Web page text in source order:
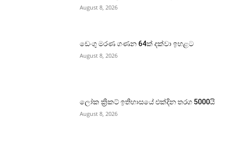
August 8, 2026
ඩෙංගු මරණ ගණන 64ක් දක්වා ඉහළට
August 8, 2026
ලෝක ක්‍රිකට් ඉතිහාසයේ එක්දින තරග 5000යි
August 8, 2026